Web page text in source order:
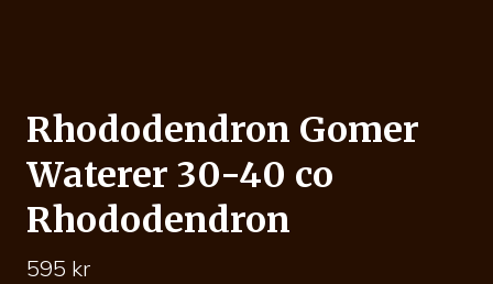
Rhododendron Gomer
Waterer 30-40 co
Rhododendron
595 kr